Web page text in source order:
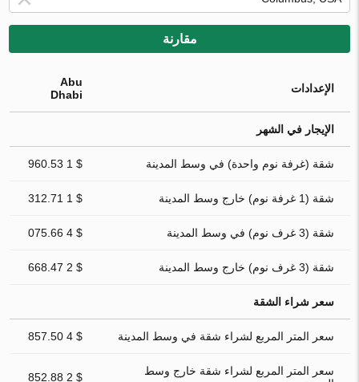
مقارنة
الإعدادات
Abu
Dhabi
الإيجار في الشهر
شقة (غرفة نوم واحدة) في وسط المدينة $ 1 960.53
شقة (1 غرفة نوم) خارج وسط المدينة $ 1 312.71
شقة (3 غرف نوم) في وسط المدينة $ 4 075.66
شقة (3 غرف نوم) خارج وسط المدينة $ 2 668.47
سعر شراء الشقة
سعر المتر المربع لشراء شقة في وسط المدينة $ 4 857.50
سعر المتر المربع لشراء شقة خارج وسط
$ 2 852.88